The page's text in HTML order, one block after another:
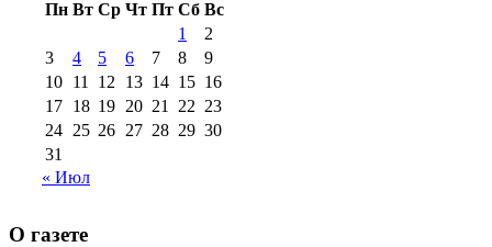
августа 2012 г(11)
августа 2013 г
(12)
Пн Вт Ср Чт Пт Сб Вс
1
2
3
4 5 6 7 8
9
10 11 12 13 14 15 16
17 18 19 20 21 22 23
24 25 26 27 28 29 30
31
« Июл
О газете